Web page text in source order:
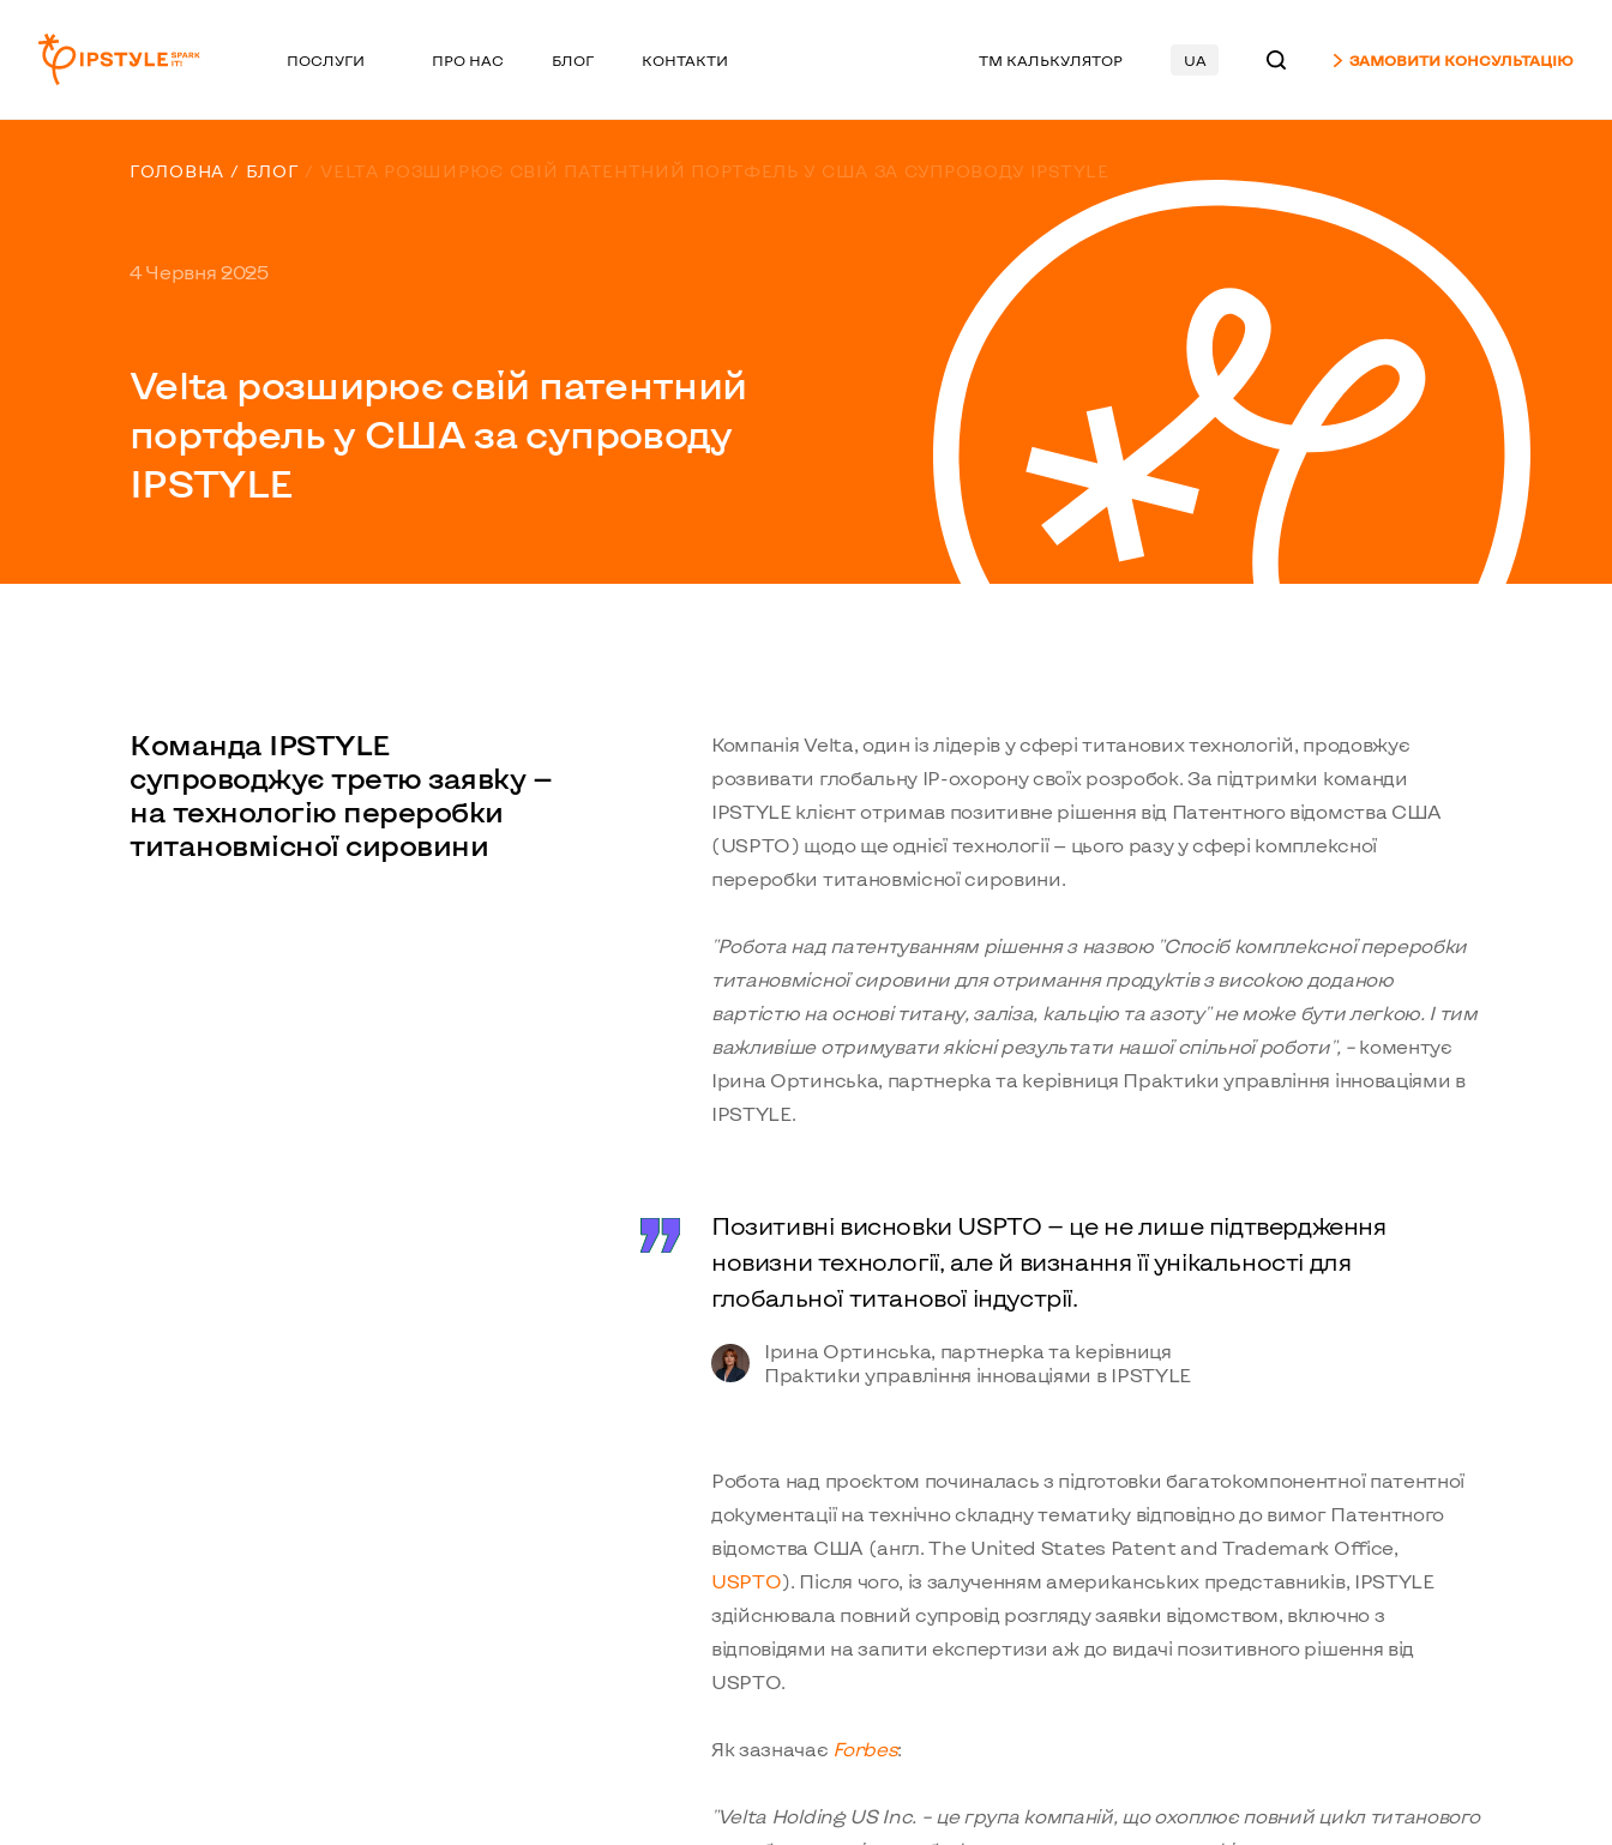
ПОСЛУГИ ПРО НАС БЛОГ КОНТАКТИ ТМ КАЛЬКУЛЯТОР UA ЗАМОВИТИ КОНСУЛЬТАЦІЮ
ГОЛОВНА БЛОГ VELTA РОЗШИРЮЄ СВІЙ ПАТЕНТНИЙ ПОРТФЕЛЬ У США ЗА СУПРОВОДУ IPSTYLE
4 Червня 2025
Velta розширює свій патентний
портфель у США за супроводу
IPSTYLE
Kоманда IPSTYLE
супроводжує третю заявку —
на технологію переробки
титановмісної сировини
Компанія Velta, один із лідерів у сфері титанових технологій, продовжує
розвивати глобальну IP-охорону своїх розробок. За підтримки команди
IPSTYLE клієнт отримав позитивне рішення від Патентного відомства США
(USPTO) щодо ще однієї технології — цього разу у сфері комплексної
переробки титановмісної сировини.
"Робота над патентуванням рішення з назвою "Спосіб комплексної переробки
титановмісної сировини для отримання продуктів з високою доданою
вартістю на основі титану, заліза, кальцію та азоту"не може бути легкою. І тим
важливіше отримувати якісні результати нашої спільної роботи", –коментує
Ірина Ортинська, партнерка та керівниця Практики управління інноваціями в
IPSTYLE.
Позитивні висновки USPTO — це не лише підтвердження
новизни технології, але й визнання її унікальності для
глобальної титанової індустрії.
Ірина Ортинська, партнерка та керівниця
Практики управління інноваціями в IPSTYLE
Робота над проєктом починалась з підготовки багатокомпонентної патентної
документації на технічно складну тематику відповідно до вимог Патентного
відомства США (англ. The United States Patent and Trademark Office,
USPTO). Після чого, із залученням американських представників, IPSTYLE
здійснювала повний супровід розгляду заявки відомством, включно з
відповідями на запити експертизи аж до видачі позитивного рішення від
USPTO.
Як зазначає Forbes:
"Velta Holding US Inc. – це група компаній, що охоплює повний цикл титанового